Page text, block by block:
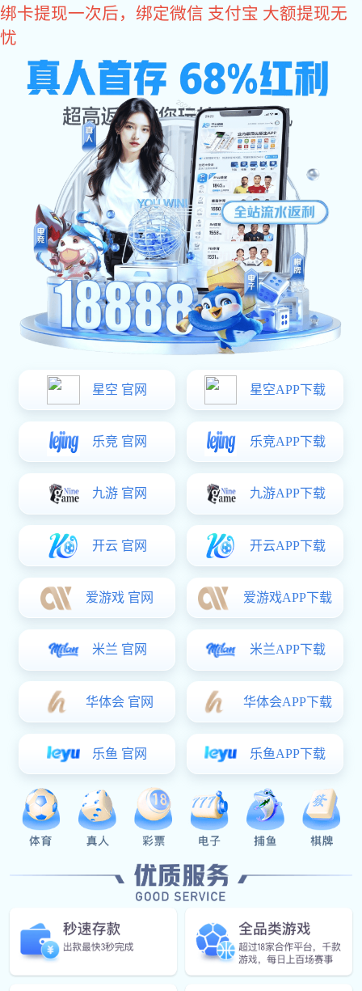
星空真人
您好，欢迎您光临星空真人商城！
星空真人
come2time.com
网站星空真人 关于星空真人
星空真人>产品中心>铰链合页系列>铁质折弯铰
同类推荐
HT3174 铁
￥3.37
CL248A铁
￥1.89
HT3152铁
￥6.50
商品详情